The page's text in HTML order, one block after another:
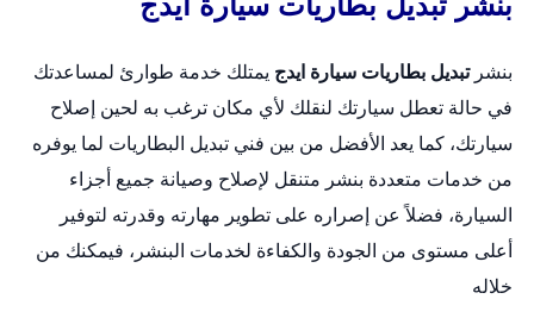
بنشرتبديل بطاريات سيارة ايدج يمتلك خدمة طوارئ لمساعدتك
في حالة تعطل سيارتك لنقلك لأي مكان ترغب به لحين إصلاح
سيارتك، كما يعد الأفضل من بين فني تبديل البطاريات لما يوفره
من خدمات متعددة بنشر متنقل لإصلاح وصيانة جميع أجزاء
السيارة، فضلاً عن إصراره على تطوير مهارته وقدرته لتوفير
أعلى مستوى من الجودة والكفاءة لخدمات البنشر، فيمكنك من
خلاله